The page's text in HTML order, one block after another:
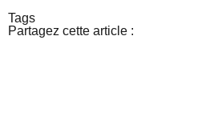
Tags
Partagez cette article :